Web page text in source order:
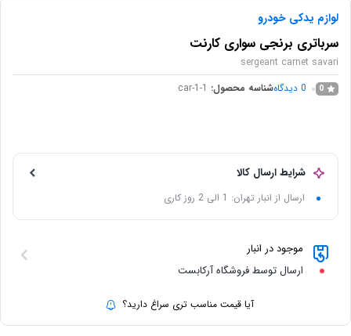
لوازم یدکی خودرو
سرباتری برنجی سواری کارنت
sergeant carnet savari
0
0 دیدگاهشناسه محصول: car-1-1
شرایط ارسال کالا
ارسال از انبار تهران: 1 الی 2 روز کاری
موجود در انبار
ارسال توسط فروشگاه آرکابست
آیا قیمت مناسب تری سراغ دارید؟